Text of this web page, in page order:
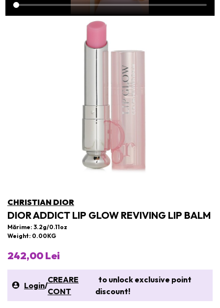
CHRISTIAN DIOR
DIOR ADDICT LIP GLOW REVIVING LIP BALM
Mărime: 3.2g/0.11oz
Weight: 0.00KG
242,00 Lei
Login/
CREARE
CONT
to unlock exclusive point
discount!